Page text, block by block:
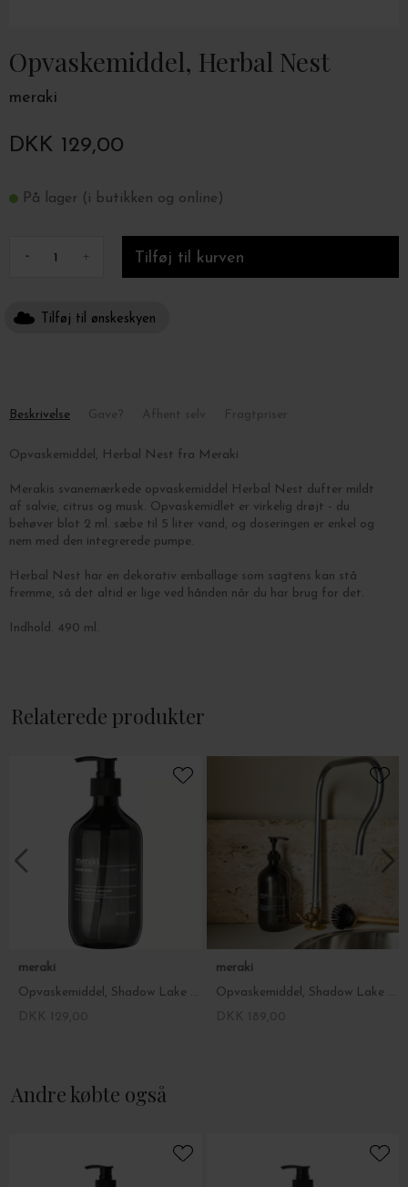
Opvaskemiddel, Herbal Nest
meraki
DKK 129,00
På lager (i butikken og online)
- +
Tilføj til ønskeskyen
Beskrivelse
Opvaskemiddel, Herbal Nest fra Meraki
Merakis svanemærkede opvaskemiddel Herbal Nest dufter mildt
af salvie, citrus og musk. Opvaskemidlet er virkelig drøjt - du
behøver blot 2 ml. sæbe til 5 liter vand, og doseringen er enkel og
nem med den integrerede pumpe.
Herbal Nest har en dekorativ emballage som sagtens kan stå
fremme, så det altid er lige ved hånden når du har brug for det.
Indhold. 490 ml.
Relaterede produkter
meraki
Opvaskemiddel, Shadow Lake 490 ml.
meraki
Opvaskemiddel, Shadow Lake 1L.
Andre købte også